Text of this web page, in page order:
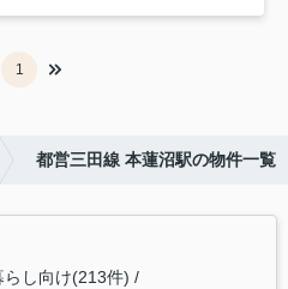
1
都営三田線 本蓮沼駅の物件一覧
らし向け(213件)